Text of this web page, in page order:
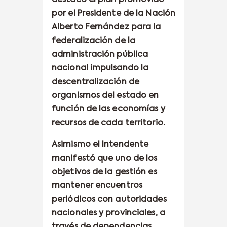
por el Presidente de la Nación
Alberto Fernández para la
federalización de la
administración pública
nacional impulsando la
descentralización de
organismos del estado en
función de las economías y
recursos de cada territorio.
Asimismo el Intendente
manifestó que uno de los
objetivos de la gestión es
mantener encuentros
periódicos con autoridades
nacionales y provinciales, a